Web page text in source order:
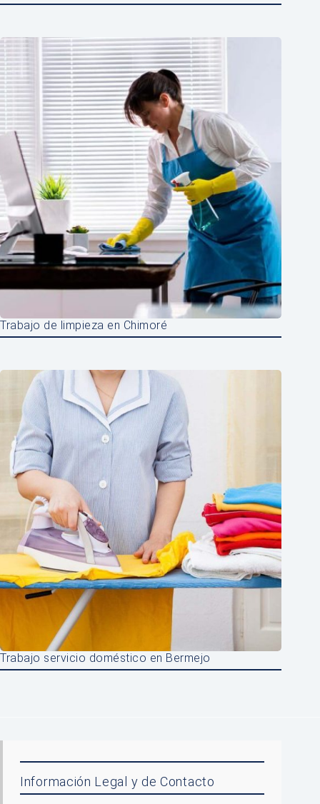
Trabajo de limpieza en Chimoré
Trabajo servicio doméstico en Bermejo
Información Legal y de Contacto